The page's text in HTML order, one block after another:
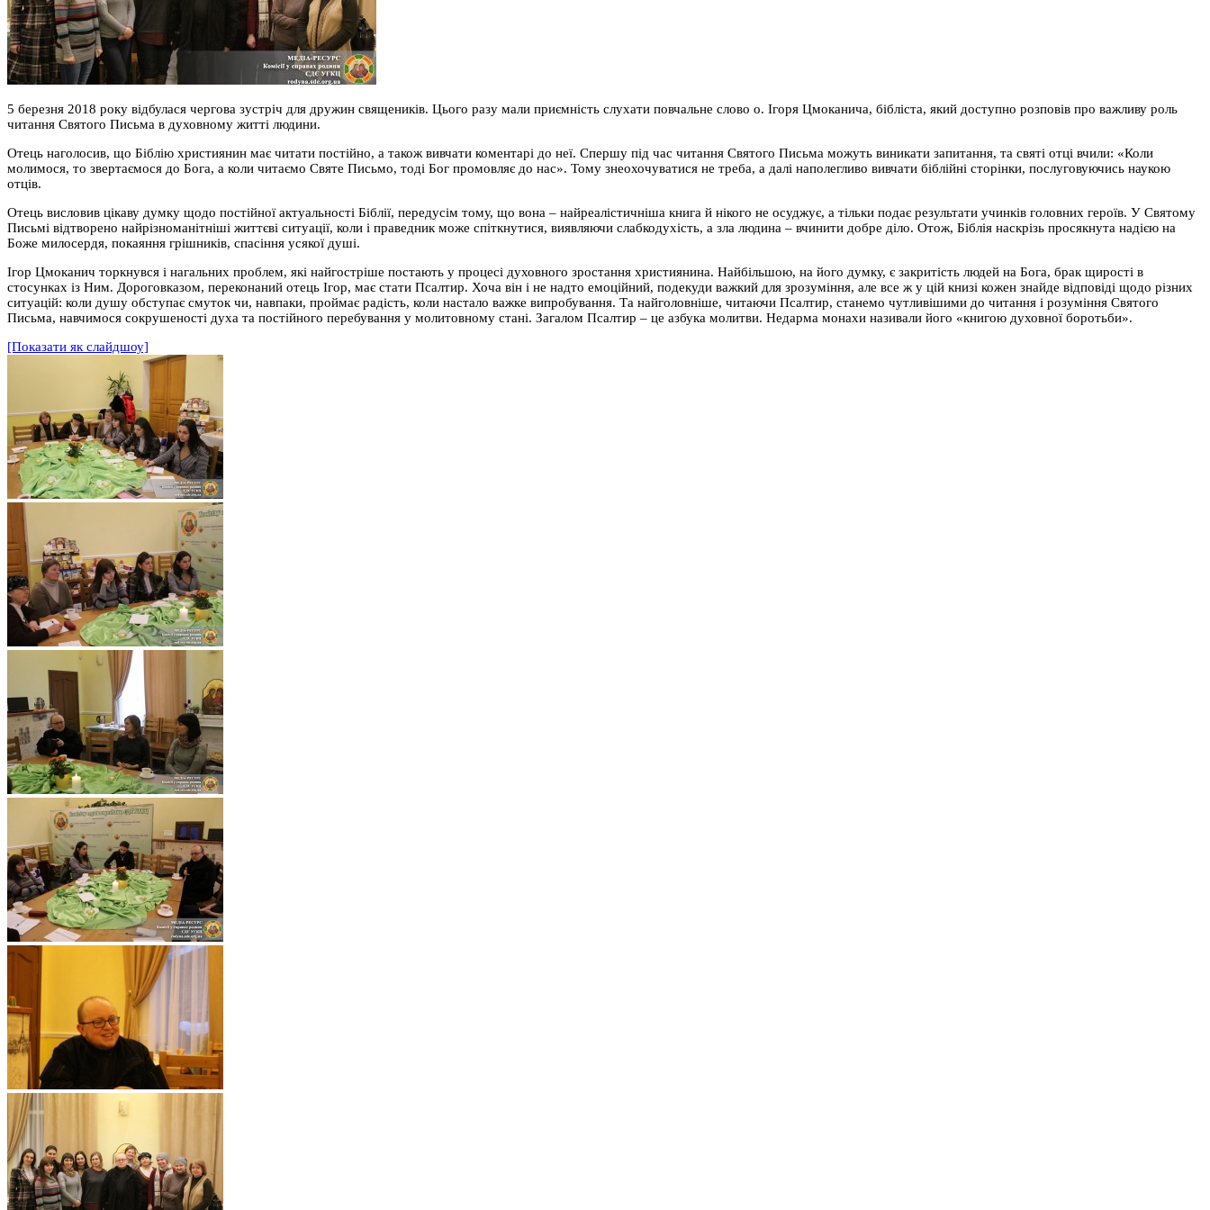
5 березня 2018 року відбулася чергова зустріч для дружин священиків. Цього разу мали приємність слухати повчальне слово о. Ігоря Цмоканича, бібліста, який доступно розповів про важливу роль
читання Святого Письма в духовному житті людини.
Отець наголосив, що Біблію християнин має читати постійно, а також вивчати коментарі до неї. Спершу під час читання Святого Письма можуть виникати запитання, та святі отці вчили: «Коли
молимося, то звертаємося до Бога, а коли читаємо Святе Письмо, тоді Бог промовляє до нас». Тому знеохочуватися не треба, а далі наполегливо вивчати біблійні сторінки, послуговуючись наукою
отців.
Отець висловив цікаву думку щодо постійної актуальності Біблії, передусім тому, що вона – найреалістичніша книга й нікого не осуджує, а тільки подає результати учинків головних героїв. У Святому
Письмі відтворено найрізноманітніші життєві ситуації, коли і праведник може спіткнутися, виявляючи слабкодухість, а зла людина – вчинити добре діло. Отож, Біблія наскрізь просякнута надією на
Боже милосердя, покаяння грішників, спасіння усякої душі.
Ігор Цмоканич торкнувся і нагальних проблем, які найгостріше постають у процесі духовного зростання християнина. Найбільшою, на його думку, є закритість людей на Бога, брак щирості в
стосунках із Ним. Дороговказом, переконаний отець Ігор, має стати Псалтир. Хоча він і не надто емоційний, подекуди важкий для зрозуміння, але все ж у цій книзі кожен знайде відповіді щодо різних
ситуацій: коли душу обступає смуток чи, навпаки, проймає радість, коли настало важке випробування. Та найголовніше, читаючи Псалтир, станемо чутливішими до читання і розуміння Святого
Письма, навчимося сокрушеності духа та постійного перебування у молитовному стані. Загалом Псалтир – це азбука молитви. Недарма монахи називали його «книгою духовної боротьби».
[Показати як слайдшоу]